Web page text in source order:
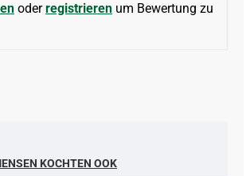
oderregistrieren um Bewertung zu
KOCHTEN OOK